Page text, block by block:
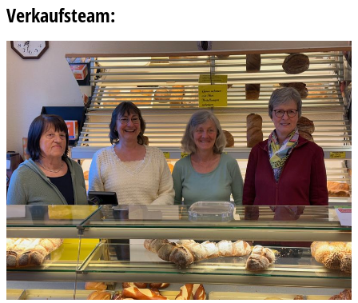
Verkaufsteam: